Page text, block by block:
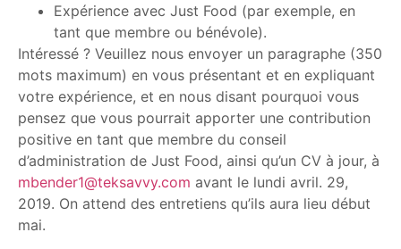
Expérience avec Just Food (par exemple, en
tant que membre ou bénévole).
Intéressé ? Veuillez nous envoyer un paragraphe (350
mots maximum) en vous présentant et en expliquant
votre expérience, et en nous disant pourquoi vous
pensez que vous pourrait apporter une contribution
positive en tant que membre du conseil
d’administration de Just Food, ainsi qu’un CV à jour, à
mbender1@teksavvy.com avant le lundi avril. 29,
2019. On attend des entretiens qu’ils aura lieu début
mai.